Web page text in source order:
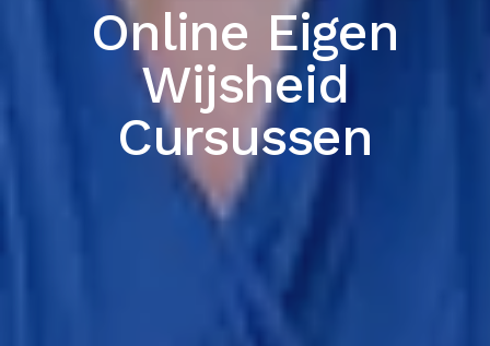
Online Eigen
Wijsheid
Cursussen